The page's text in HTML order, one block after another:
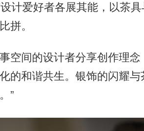
爱好者各展其能，以茶具
拼。
间的设计者分享创作理念
的和谐共生。银饰的闪耀与
”